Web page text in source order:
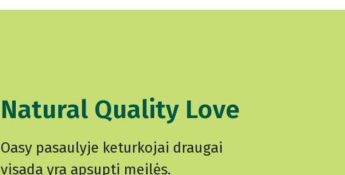
Natural Quality Love
Oasy pasaulyje keturkojai draugai
visada yra apsupti meilės.